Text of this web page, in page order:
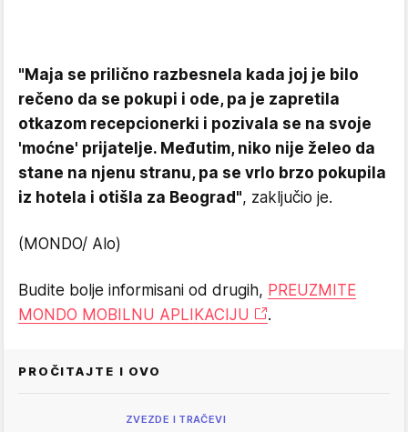
"Maja se prilično razbesnela kada joj je bilo
rečeno da se pokupi i ode, pa je zapretila
otkazom recepcionerki i pozivala se na svoje
'moćne' prijatelje. Međutim, niko nije želeo da
stane na njenu stranu, pa se vrlo brzo pokupila
iz hotela i otišla za Beograd", zaključio je.
(MONDO/ Alo)
Budite bolje informisani od drugih, PREUZMITE
MONDO MOBILNU APLIKACIJU
.
PROČITAJTE I OVO
ZVEZDE I TRAČEVI